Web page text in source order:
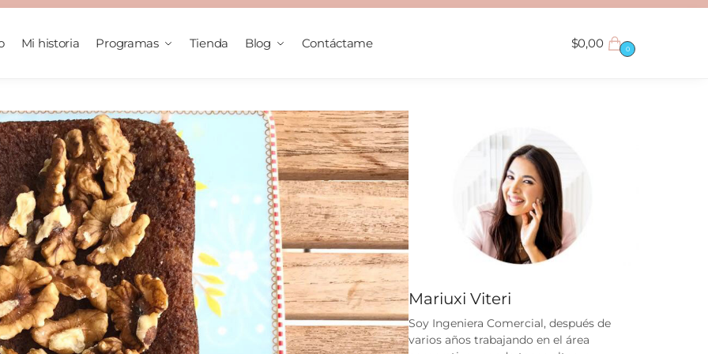
Mi historia Programas Tienda Blog Contáctame $0,00 0
Mariuxi Viteri
Soy Ingeniera Comercial, después de
varios años trabajando en el área